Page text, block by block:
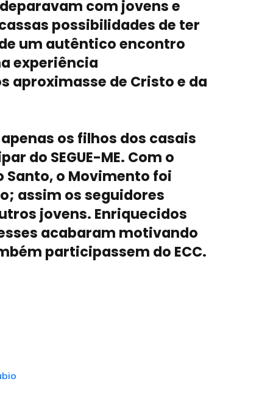
com jovens e
possibilidades de ter
um autêntico encontro
experiência
aproximasse de Cristo e da
os filhos dos casais
do SEGUE-ME. Com o
o Movimento foi
assim os seguidores
jovens. Enriquecidos
acabaram motivando
participassem do ECC.